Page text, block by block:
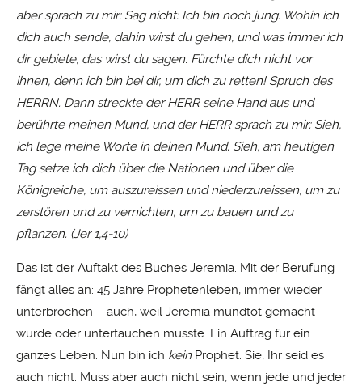
aber sprach zu mir: Sag nicht: Ich bin noch jung. Wohin ich
dich auch sende, dahin wirst du gehen, und was immer ich
dir gebiete, das wirst du sagen. Fürchte dich nicht vor
ihnen, denn ich bin bei dir, um dich zu retten! Spruch des
HERRN. Dann streckte der HERR seine Hand aus und
berührte meinen Mund, und der HERR sprach zu mir: Sieh,
ich lege meine Worte in deinen Mund. Sieh, am heutigen
Tag setze ich dich über die Nationen und über die
Königreiche, um auszureissen und niederzureissen, um zu
zerstören und zu vernichten, um zu bauen und zu
pflanzen. (Jer 1,4-10)
Das ist der Auftakt des Buches Jeremia. Mit der Berufung
fängt alles an: 45 Jahre Prophetenleben, immer wieder
unterbrochen – auch, weil Jeremia mundtot gemacht
wurde oder untertauchen musste. Ein Auftrag für ein
ganzes Leben. Nun bin ich keinProphet. Sie, Ihr seid es
auch nicht. Muss aber auch nicht sein, wenn jede und jeder